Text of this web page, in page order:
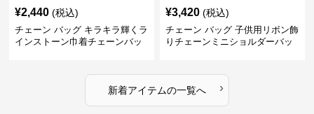
¥2,440 (税込)
チェーン バッグ キラキラ輝くラ
インストーン巾着チェーンバッ
¥3,420 (税込)
チェーン バッグ 子供用リボン飾
りチェーンミニショルダーバッ
新着アイテムの一覧へ ›